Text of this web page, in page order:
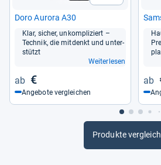
Doro Aurora A30
Klar, sicher, unkom­pli­ziert –
Tech­nik, die mit­denkt und unter­
stützt
Weiterlesen
€
Angebote vergleichen
Produkte